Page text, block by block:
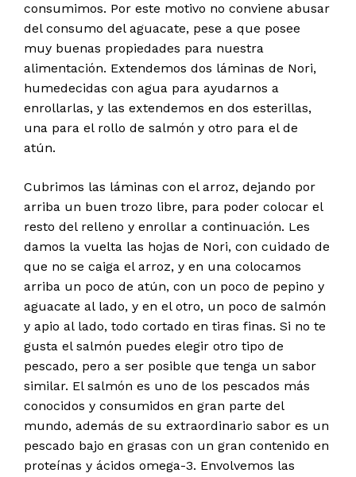
consumimos. Por este motivo no conviene abusar
del consumo del aguacate, pese a que posee
muy buenas propiedades para nuestra
alimentación. Extendemos dos láminas de Nori,
humedecidas con agua para ayudarnos a
enrollarlas, y las extendemos en dos esterillas,
una para el rollo de salmón y otro para el de
atún.
Cubrimos las láminas con el arroz, dejando por
arriba un buen trozo libre, para poder colocar el
resto del relleno y enrollar a continuación. Les
damos la vuelta las hojas de Nori, con cuidado de
que no se caiga el arroz, y en una colocamos
arriba un poco de atún, con un poco de pepino y
aguacate al lado, y en el otro, un poco de salmón
y apio al lado, todo cortado en tiras finas. Si no te
gusta el salmón puedes elegir otro tipo de
pescado, pero a ser posible que tenga un sabor
similar. El salmón es uno de los pescados más
conocidos y consumidos en gran parte del
mundo, además de su extraordinario sabor es un
pescado bajo en grasas con un gran contenido en
proteínas y ácidos omega-3. Envolvemos las